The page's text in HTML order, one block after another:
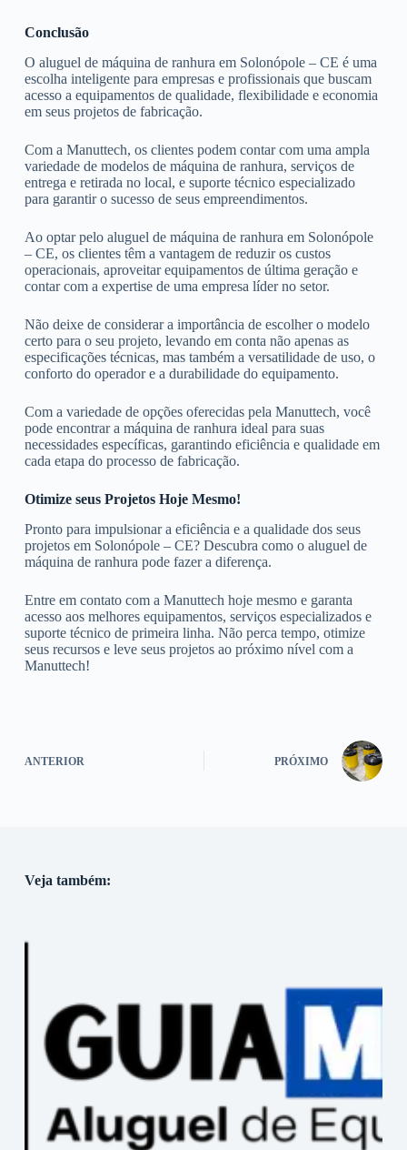
Conclusão
O aluguel de máquina de ranhura em Solonópole – CE é uma
escolha inteligente para empresas e profissionais que buscam
acesso a equipamentos de qualidade, flexibilidade e economia
em seus projetos de fabricação.
Com a Manuttech, os clientes podem contar com uma ampla
variedade de modelos de máquina de ranhura, serviços de
entrega e retirada no local, e suporte técnico especializado
para garantir o sucesso de seus empreendimentos.
Ao optar pelo aluguel de máquina de ranhura em Solonópole
– CE, os clientes têm a vantagem de reduzir os custos
operacionais, aproveitar equipamentos de última geração e
contar com a expertise de uma empresa líder no setor.
Não deixe de considerar a importância de escolher o modelo
certo para o seu projeto, levando em conta não apenas as
especificações técnicas, mas também a versatilidade de uso, o
conforto do operador e a durabilidade do equipamento.
Com a variedade de opções oferecidas pela Manuttech, você
pode encontrar a máquina de ranhura ideal para suas
necessidades específicas, garantindo eficiência e qualidade em
cada etapa do processo de fabricação.
Otimize seus Projetos Hoje Mesmo!
Pronto para impulsionar a eficiência e a qualidade dos seus
projetos em Solonópole – CE? Descubra como o aluguel de
máquina de ranhura pode fazer a diferença.
Entre em contato com a Manuttech hoje mesmo e garanta
acesso aos melhores equipamentos, serviços especializados e
suporte técnico de primeira linha. Não perca tempo, otimize
seus recursos e leve seus projetos ao próximo nível com a
Manuttech!
ANTERIOR PRÓXIMO
Veja também: